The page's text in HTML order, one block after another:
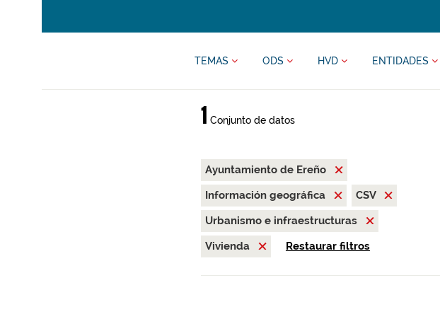
TEMAS ODS HVD ENTIDADES
1 Conjunto de datos
Ayuntamiento de Ereño
Información geográfica
CSV
Urbanismo e infraestructuras
Vivienda
Restaurar filtros